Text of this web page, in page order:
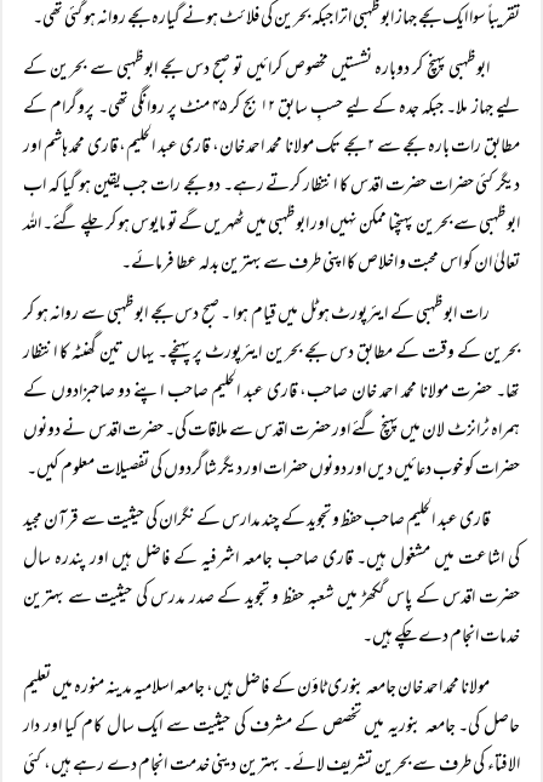
تقریباً سوا ایک بجے جہاز ابوظہبی اترا جبکہ بحرین کی فلائٹ ہونے گیارہ بجے روانہ ہو گئی تھی۔
ابوظہبی پہنچ کر دوبارہ نشستیں مخصوص کرائیں تو صبح دس بجے ابوظہبی سے بحرین کے
لیے جہاز ملا۔ جبکہ جدہ کے لیے حسبِ سابق ۱۲ بج کر ۴۵ منٹ پر روانگی تھی۔ پروگرام کے
مطابق رات بارہ بجے سے ۲ بجے تک مولانا محمد احمد خان، قاری عبد الحلیم، قاری محمد ہاشم اور
دیگر کئی حضرات حضرت اقدس کا انتظار کرتے رہے۔ دو بجے رات جب یقین ہو گیا کہ اب
ابوظہبی سے بحرین پہنچنا ممکن نہیں اور ابوظہبی میں ٹھہریں گے تو مایوس ہو کر چلے گئے۔ اللہ
تعالیٰ ان کو اس محبت و اخلاص کا اپنی طرف سے بہترین بدلہ عطا فرمائے۔
رات ابوظہبی کے ایئرپورٹ ہوٹل میں قیام ہوا ۔ صبح دس بجے ابوظہبی سے روانہ ہو کر
بحرین کے وقت کے مطابق دس بجے بحرین ایئرپورٹ پر پہنچے۔ یہاں تین گھنٹہ کا انتظار
تھا۔ حضرت مولانا محمد احمد خان صاحب، قاری عبد الحلیم صاحب اپنے دو صاحبزادوں کے
ہمراہ ٹرانزٹ لان میں پہنچ گئے اور حضرت اقدس سے ملاقات کی۔ حضرت اقدس نے دونوں
حضرات کو خوب دعائیں دیں اور دونوں حضرات اور دیگر شاگردوں کی تفصیلات معلوم کیں۔
قاری عبد الحلیم صاحب حفظ و تجوید کے چند مدارس کے نگران کی حیثیت سے قرآن مجید
کی اشاعت میں مشغول ہیں۔ قاری صاحب جامعہ اشرفیہ کے فاضل ہیں اور پندرہ سال
حضرت اقدس کے پاس گکھڑ میں شعبہ حفظ و تجوید کے صدر مدرس کی حیثیت سے بہترین
خدمات انجام دے چکے ہیں۔
مولانا محمد احمد خان جامعہ بنوری ٹاؤن کے فاضل ہیں، جامعہ اسلامیہ مدینہ منورہ میں تعلیم
حاصل کی۔ جامعہ بنوریہ میں تخصص کے مشرف کی حیثیت سے ایک سال کام کیا اور دار
الافتاء کی طرف سے بحرین تشریف لائے۔ بہترین دینی خدمت انجام دے رہے ہیں، کئی